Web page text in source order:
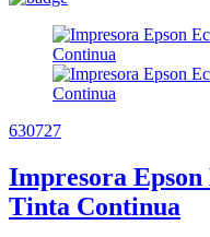
630727
Impresora
Tinta Continua